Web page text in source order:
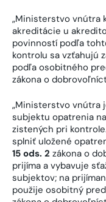
„Ministerstvo vnútra
akreditácie u
povinností podľa
kontrolu sa vzťahujú
podľa osobitného
zákona o
„Ministerstvo vnútra
subjektu opatrenia
zistených pri
splniť uložené
15 ods. 2 zákona o
prijíma a vybavuje
subjektov; na
použije osobitný